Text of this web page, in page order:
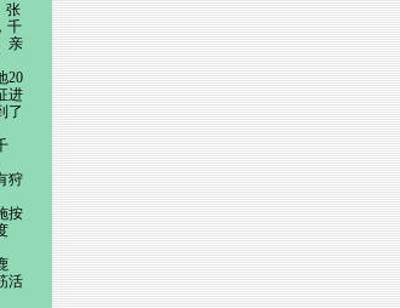
张
千
亲
20
进
了
狩
按
活